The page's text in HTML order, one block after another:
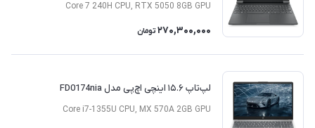
Core 7 240H CPU, RTX 5050 8GB GPU
270,300,000 تومان
لپ‌تاپ ۱۵.۶ اینچی اچ‌پی مدل FD0174nia
Core i7-1355U CPU, MX 570A 2GB GPU